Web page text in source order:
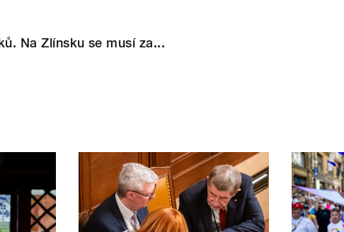
Na Zlínsku se musí za...